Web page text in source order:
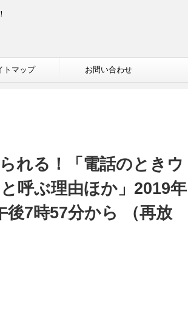
トマップ お問い合わせ
れる！「電話のときウ
呼ぶ理由ほか」2019年
後7時57分から （再放